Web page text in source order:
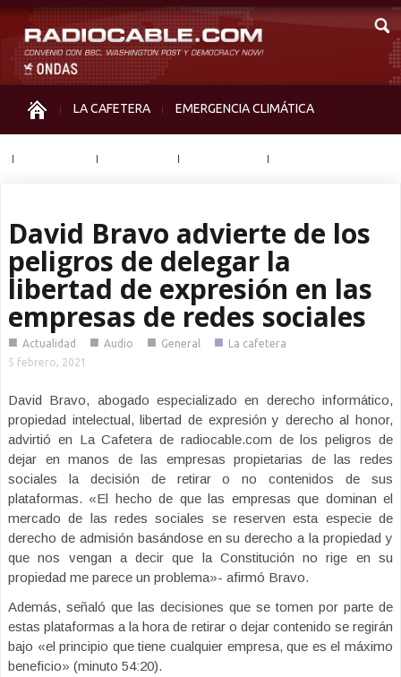
LA CAFETERA EMERGENCIA CLIMÁTICA
David Bravo advierte de los
peligros de delegar la
libertad de expresión en las
empresas de redes sociales
■ Actualidad ■ Audio ■ General ■ La cafetera
5 febrero, 2021
David Bravo, abogado especializado en derecho informático,
propiedad intelectual, libertad de expresión y derecho al honor,
advirtió en La Cafetera de radiocable.com de los peligros de
dejar en manos de las empresas propietarias de las redes
sociales la decisión de retirar o no contenidos de sus
plataformas. «El hecho de que las empresas que dominan el
mercado de las redes sociales se reserven esta especie de
derecho de admisión basándose en su derecho a la propiedad y
que nos vengan a decir que la Constitución no rige en su
propiedad me parece un problema»- afirmó Bravo.
Además, señaló que las decisiones que se tomen por parte de
estas plataformas a la hora de retirar o dejar contenido se regirán
bajo «el principio que tiene cualquier empresa, que es el máximo
beneficio» (minuto 54:20).